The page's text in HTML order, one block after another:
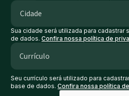
Sua cidade será utilizada para cadastrar
de dados.Confira nossa política de
Currículo
Seu currículo será utilizado para
base de dados.Confira nossa política